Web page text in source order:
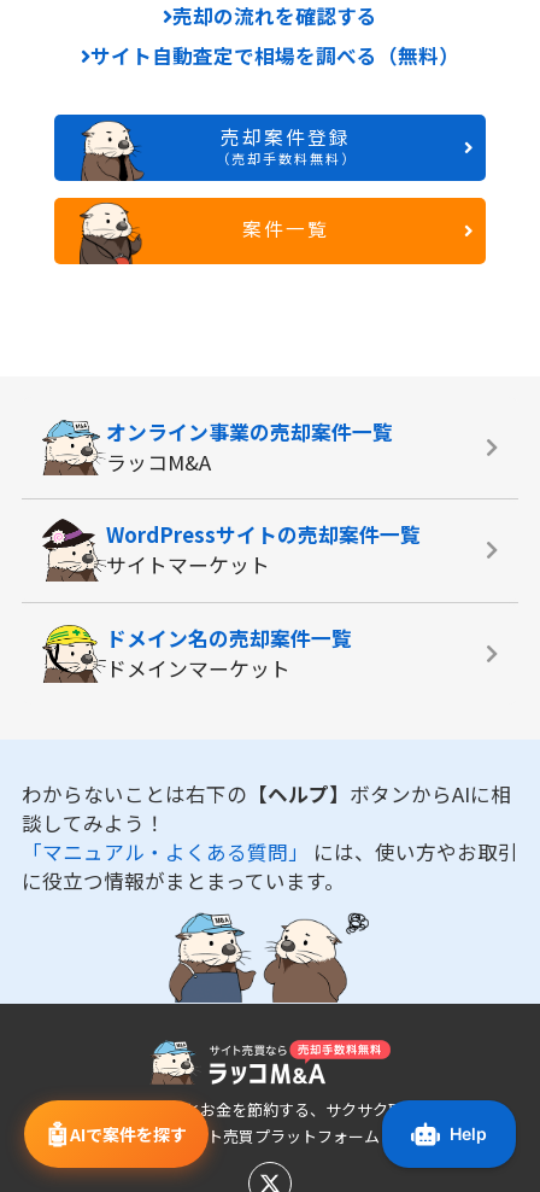
売却の流れを確認する
サイト自動査定で相場を調べる（無料）
売却案件登録
（売却手数料無料）
案件一覧
🤖AIで案件を探す
オンライン事業の売却案件一覧
ラッコM&A
WordPressサイトの売却案件一覧
サイトマーケット
ドメイン名の売却案件一覧
ドメインマーケット
わからないことは右下の 【ヘルプ】 ボタンからAIに相
談してみよう！
「マニュアル・よくある質問」 には、使い方やお取引
に役立つ情報がまとまっています。
あなたの時間とお金を節約する、サクサク取引でき
るサイト売買プラットフォーム